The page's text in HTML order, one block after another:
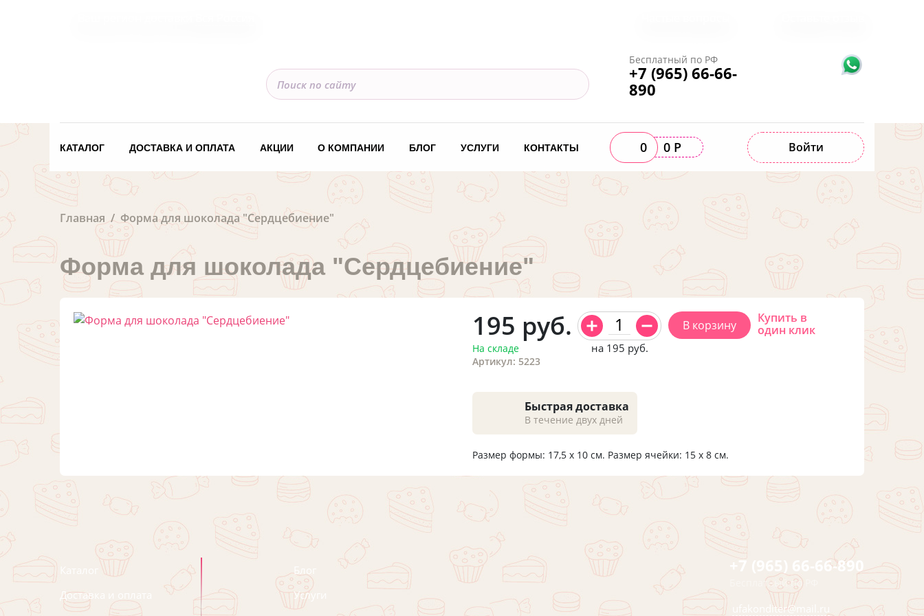
Бесплатный по РФ
+7 (965) 66-66-
890
КАТАЛОГ ДОСТАВКА И ОПЛАТА АКЦИИ О КОМПАНИИ БЛОГ УСЛУГИ КОНТАКТЫ 0 0 Р Войти
Главная Форма для шоколада "Сердцебиение"
Форма для шоколада "Сердцебиение"
195 руб.
На складе
Артикул: 5223
на 195 руб.
В корзину
Купить в
один клик
Быстрая доставка
В течение двух дней
Размер формы: 17,5 х 10 см. Размер ячейки: 15 х 8 см.
Доставка и оплата
Блог
Услуги
+7 (965) 66-66-890
Бесплатный по РФ
ufakonditer@mail.ru